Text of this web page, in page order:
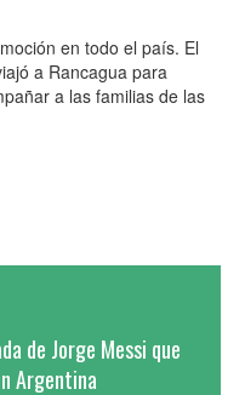
en todo el país. El
a Rancagua para
a las familias de las
de Jorge Messi que
Argentina